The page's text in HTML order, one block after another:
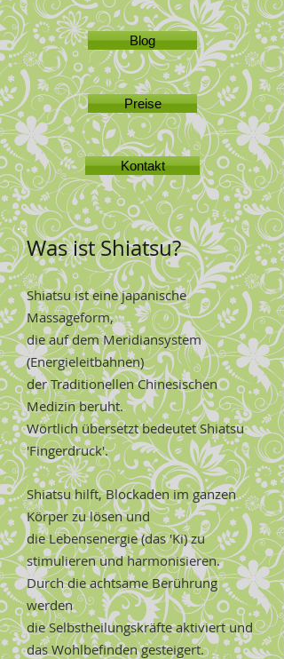
Blog
Preise
Kontakt
Was ist Shiatsu?
Shiatsu ist eine japanische
Massageform,
die auf dem Meridiansystem
(Energieleitbahnen)
der Traditionellen Chinesischen
Medizin beruht.
Wörtlich übersetzt bedeutet Shiatsu
'Fingerdruck'.
Shiatsu hilft, Blockaden im ganzen
Körper zu lösen und
die Lebensenergie (das 'Ki) zu
stimulieren und harmonisieren.
Durch die achtsame Berührung
werden
die Selbstheilungskräfte aktiviert und
das Wohlbefinden gesteigert.